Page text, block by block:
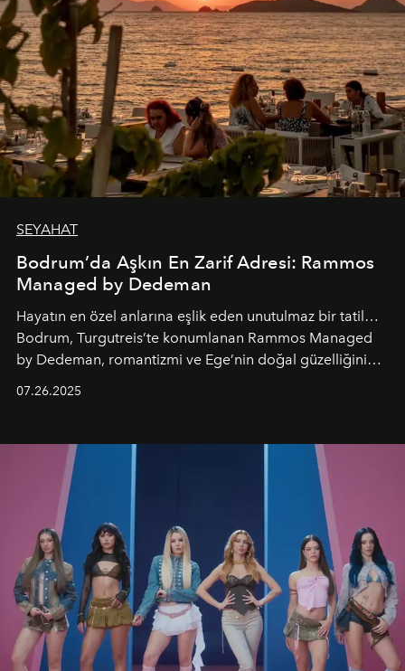
SEYAHAT
Bodrum’da Aşkın En Zarif Adresi: Rammos
Managed by Dedeman
Hayatın en özel anlarına eşlik eden unutulmaz bir tatil…
Bodrum, Turgutreis’te konumlanan Rammos Managed
by Dedeman, romantizmi ve Ege’nin doğal güzelliğini
07.26.2025